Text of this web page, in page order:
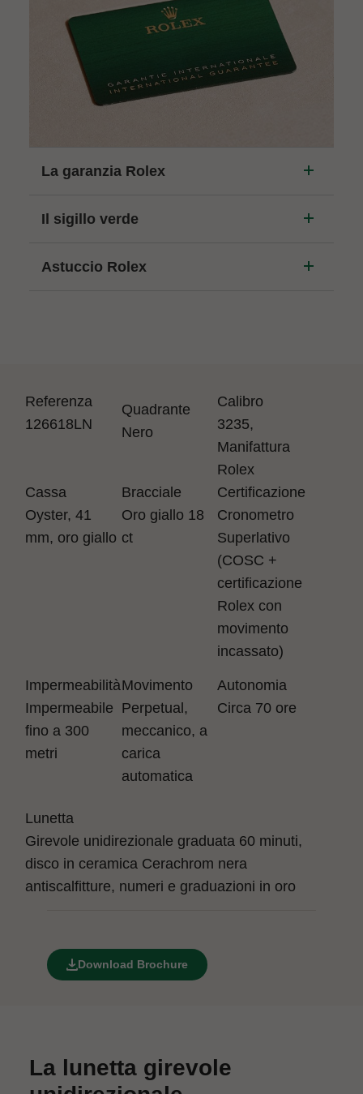
La garanzia Rolex
Il sigillo verde
Astuccio Rolex
Referenza
126618LN
Quadrante
Nero
Calibro
3235,
Manifattura
Rolex
Cassa
Oyster, 41
mm, oro giallo
Bracciale
Oro giallo 18
ct
Certificazione
Cronometro
Superlativo
(COSC +
certificazione
Rolex con
movimento
incassato)
Impermeabilità
Impermeabile
fino a 300
metri
Movimento
Perpetual,
meccanico, a
carica
automatica
Autonomia
Circa 70 ore
Lunetta
Girevole unidirezionale graduata 60 minuti,
disco in ceramica Cerachrom nera
antiscalfitture, numeri e graduazioni in oro
Download Brochure
La lunetta girevole